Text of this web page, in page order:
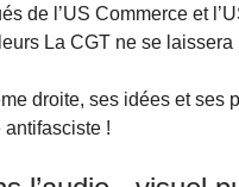
de l’US Commerce et
La CGT ne se laissera
droite, ses idées et ses
!